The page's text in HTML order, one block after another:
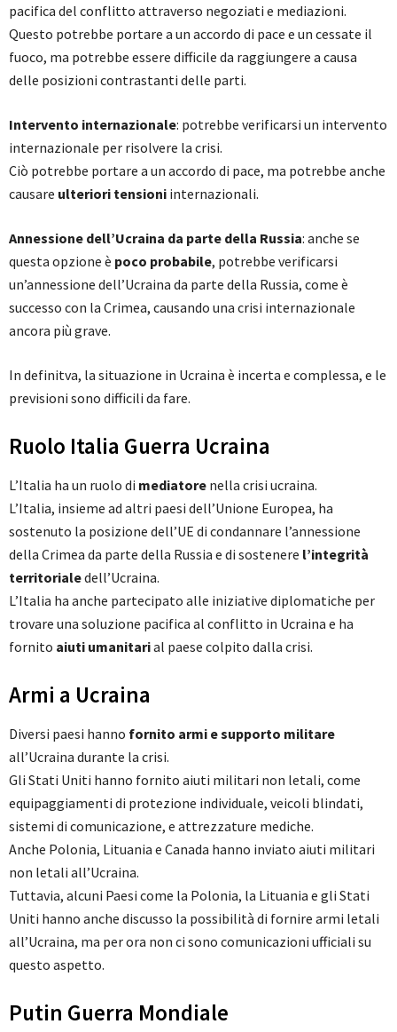
pacifica del conflitto attraverso negoziati e mediazioni.
Questo potrebbe portare a un accordo di pace e un cessate il
fuoco, ma potrebbe essere difficile da raggiungere a causa
delle posizioni contrastanti delle parti.
Intervento internazionale: potrebbe verificarsi un intervento
internazionale per risolvere la crisi.
Ciò potrebbe portare a un accordo di pace, ma potrebbe anche
causare ulteriori tensioni internazionali.
Annessione dell’Ucraina da parte della Russia: anche se
questa opzione è poco probabile, potrebbe verificarsi
un’annessione dell’Ucraina da parte della Russia, come è
successo con la Crimea, causando una crisi internazionale
ancora più grave.
In definitva, la situazione in Ucraina è incerta e complessa, e le
previsioni sono difficili da fare.
Ruolo Italia Guerra Ucraina
L’Italia ha un ruolo di mediatore nella crisi ucraina.
L’Italia, insieme ad altri paesi dell’Unione Europea, ha
sostenuto la posizione dell’UE di condannare l’annessione
della Crimea da parte della Russia e di sostenere l’integrità
territorialedell’Ucraina.
L’Italia ha anche partecipato alle iniziative diplomatiche per
trovare una soluzione pacifica al conflitto in Ucraina e ha
fornito aiuti umanitarial paese colpito dalla crisi.
Armi a Ucraina
Diversi paesi hanno fornito armi e supporto militare
all’Ucraina durante la crisi.
Gli Stati Uniti hanno fornito aiuti militari non letali, come
equipaggiamenti di protezione individuale, veicoli blindati,
sistemi di comunicazione, e attrezzature mediche.
Anche Polonia, Lituania e Canada hanno inviato aiuti militari
non letali all’Ucraina.
Tuttavia, alcuni Paesi come la Polonia, la Lituania e gli Stati
Uniti hanno anche discusso la possibilità di fornire armi letali
all’Ucraina, ma per ora non ci sono comunicazioni ufficiali su
questo aspetto.
Putin Guerra Mondiale